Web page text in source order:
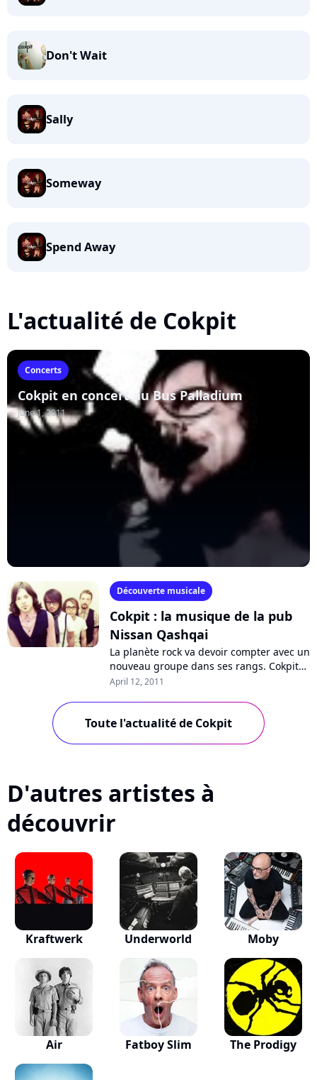
Don't Wait
Sally
Someway
Spend Away
L'actualité de Cokpit
Concerts
Cokpit en concert au Bus Palladium
June 1, 2011
Découverte musicale
Cokpit : la musique de la pub
Nissan Qashqai
La planète rock va devoir compter avec un
nouveau groupe dans ses rangs. Cokpit
dévoilera en effet à partir du 14 avril
April 12, 2011
Toute l'actualité de Cokpit
D'autres artistes à
découvrir
Kraftwerk Underworld Moby
Air Fatboy Slim The Prodigy